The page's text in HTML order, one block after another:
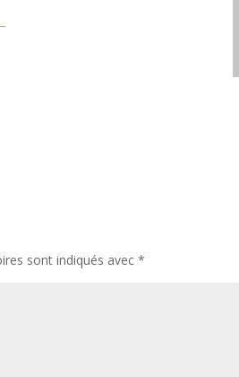
sont indiqués avec*